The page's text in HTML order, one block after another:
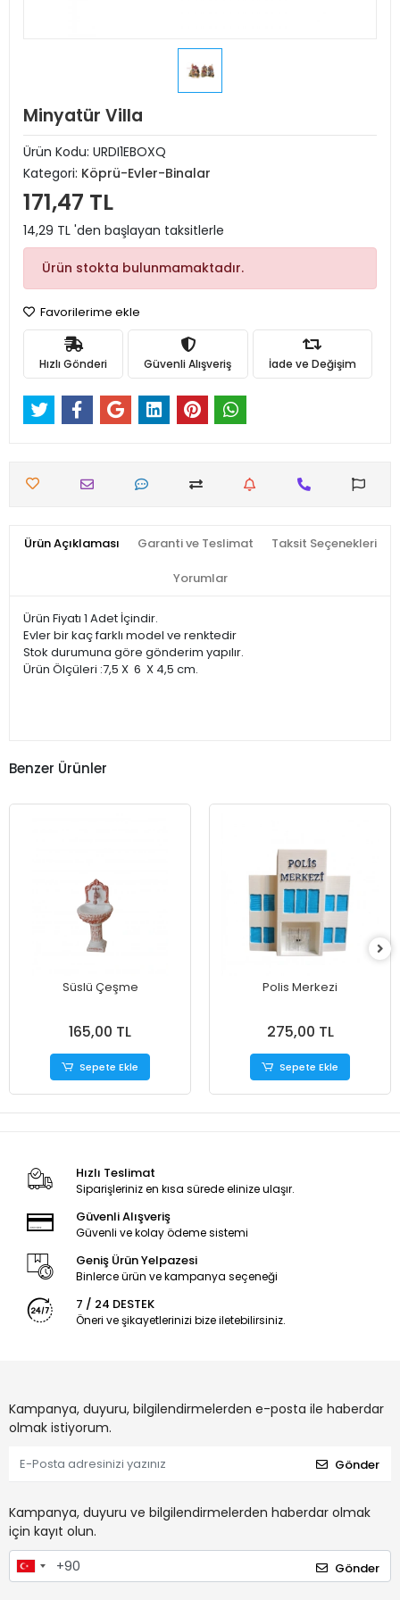
Minyatür Villa
Ürün Kodu: URDI1EBOXQ
Kategori: Köprü-Evler-Binalar
171,47 TL
14,29 TL 'den başlayan taksitlerle
Ürün stokta bulunmamaktadır.
Favorilerime ekle
Hızlı Gönderi Güvenli Alışveriş İade ve Değişim
Ürün Açıklaması Garanti ve Teslimat Taksit Seçenekleri
Yorumlar
Ürün Fiyatı 1 Adet İçindir.
Evler bir kaç farklı model ve renktedir
Stok durumuna göre gönderim yapılır.
Ürün Ölçüleri :7,5 X 6 X 4,5 cm.
Benzer Ürünler
Süslü Çeşme
165,00 TL
Sepete Ekle
Polis Merkezi
275,00 TL
Sepete Ekle
Hızlı Teslimat
Siparişleriniz en kısa sürede elinize ulaşır.
Güvenli Alışveriş
Güvenli ve kolay ödeme sistemi
Geniş Ürün Yelpazesi
Binlerce ürün ve kampanya seçeneği
7 / 24 DESTEK
Öneri ve şikayetlerinizi bize iletebilirsiniz.
Kampanya, duyuru, bilgilendirmelerden e-posta ile haberdar
olmak istiyorum.
Gönder
Kampanya, duyuru ve bilgilendirmelerden haberdar olmak
için kayıt olun.
Gönder